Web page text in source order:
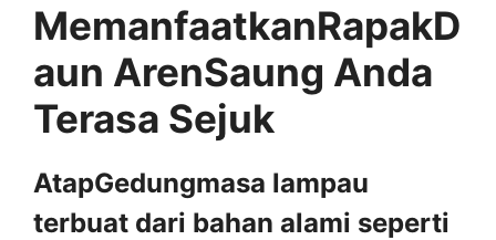
MemanfaatkanRapakD
aun ArenSaung Anda
Terasa Sejuk
AtapGedungmasa lampau
terbuat dari bahan alami seperti